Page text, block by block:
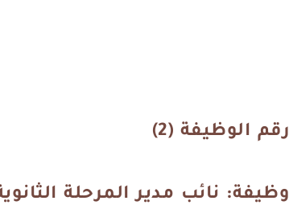
رقم الوظيفة (2)
وظيفة: نائب مدير المرحلة